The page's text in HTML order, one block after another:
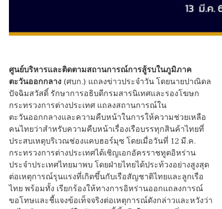
ศูนย์บริหารและติดตามสถานการณ์การสู้รบในภูมิภาค
ตะวันออกกลาง (ศบก.) แถลงข่าวประจำวัน โดยนายปาณิดล
ปัจฉิมสวัสดิ์ รักษาการอธิบดีกรมสารนิเทศและรองโฆษก
กระทรวงการต่างประเทศ แถลงสถานการณ์ใน
ตะวันออกกลางและความคืบหน้าในการให้ความช่วยเหลือ
คนไทยว่าสำหรับความคืบหน้าเรื่องเรือบรรทุกสินค้าไทยที่
ประสบเหตุบริเวณช่องแคบฮอร์มุซ โดยเมื่อวันที่ 12 มี.ค.
กระทรวงการต่างประเทศได้เชิญเอกอัครราชทูตอิหร่าน
ประจำประเทศไทยมาพบ โดยฝ่ายไทยได้ประท้วงอย่างสูงสุด
ต่อเหตุการณ์รุนแรงที่เกิดขึ้นกับเรือสัญชาติไทยและลูกเรือ
ไทย พร้อมทั้ง เรียกร้องให้ทางการอิหร่านออกแถลงการณ์
ขอโทษและชี้แจงข้อเท็จจริงต่อเหตุการณ์ดังกล่าวและหวังว่า